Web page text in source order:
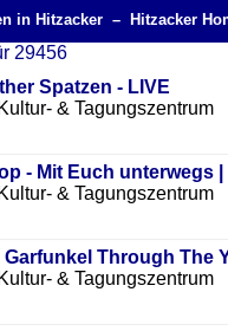
in Hitzacker – Hitzacker
29456
Spatzen - LIVE
& Tagungszentrum
- Mit Euch unterwegs |
& Tagungszentrum
Garfunkel Through The
& Tagungszentrum